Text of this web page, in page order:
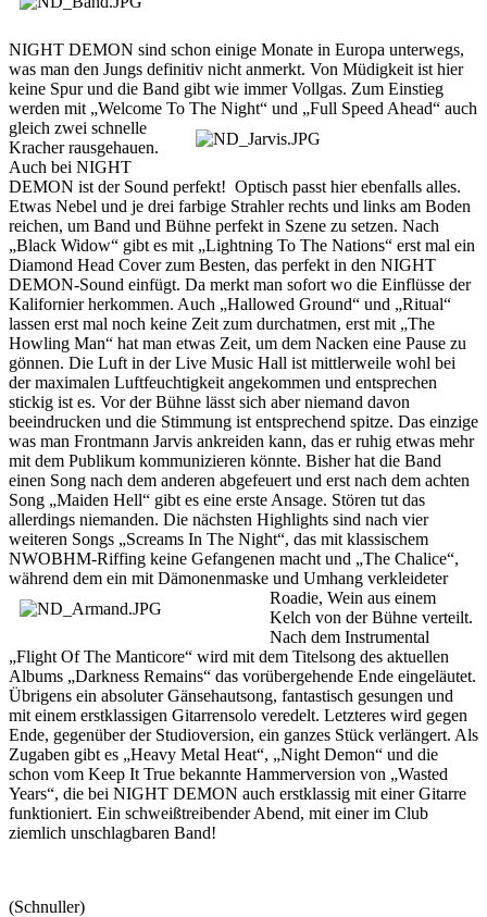
NIGHT DEMON sind schon einige Monate in Europa unterwegs,
was man den Jungs definitiv nicht anmerkt. Von Müdigkeit ist hier
keine Spur und die Band gibt wie immer Vollgas. Zum Einstieg
werden mit „Welcome To The Night“ und „Full Speed Ahead“ auch
gleich zwei schnelle
Kracher rausgehauen.
Auch bei NIGHT
DEMON ist der Sound perfekt! Optisch passt hier ebenfalls alles.
Etwas Nebel und je drei farbige Strahler rechts und links am Boden
reichen, um Band und Bühne perfekt in Szene zu setzen. Nach
„Black Widow“ gibt es mit „Lightning To The Nations“ erst mal ein
Diamond Head Cover zum Besten, das perfekt in den NIGHT
DEMON-Sound einfügt. Da merkt man sofort wo die Einflüsse der
Kalifornier herkommen. Auch „Hallowed Ground“ und „Ritual“
lassen erst mal noch keine Zeit zum durchatmen, erst mit „The
Howling Man“ hat man etwas Zeit, um dem Nacken eine Pause zu
gönnen. Die Luft in der Live Music Hall ist mittlerweile wohl bei
der maximalen Luftfeuchtigkeit angekommen und entsprechen
stickig ist es. Vor der Bühne lässt sich aber niemand davon
beeindrucken und die Stimmung ist entsprechend spitze. Das einzige
was man Frontmann Jarvis ankreiden kann, das er ruhig etwas mehr
mit dem Publikum kommunizieren könnte. Bisher hat die Band
einen Song nach dem anderen abgefeuert und erst nach dem achten
Song „Maiden Hell“ gibt es eine erste Ansage. Stören tut das
allerdings niemanden. Die nächsten Highlights sind nach vier
weiteren Songs „Screams In The Night“, das mit klassischem
NWOBHM-Riffing keine Gefangenen macht und „The Chalice“,
während dem ein mit Dämonenmaske und Umhang verkleideter
Roadie, Wein aus einem
Kelch von der Bühne verteilt.
Nach dem Instrumental
„Flight Of The Manticore“ wird mit dem Titelsong des aktuellen
Albums „Darkness Remains“ das vorübergehende Ende eingeläutet.
Übrigens ein absoluter Gänsehautsong, fantastisch gesungen und
mit einem erstklassigen Gitarrensolo veredelt. Letzteres wird gegen
Ende, gegenüber der Studioversion, ein ganzes Stück verlängert. Als
Zugaben gibt es „Heavy Metal Heat“, „Night Demon“ und die
schon vom Keep It True bekannte Hammerversion von „Wasted
Years“, die bei NIGHT DEMON auch erstklassig mit einer Gitarre
funktioniert. Ein schweißtreibender Abend, mit einer im Club
ziemlich unschlagbaren Band!
(Schnuller)